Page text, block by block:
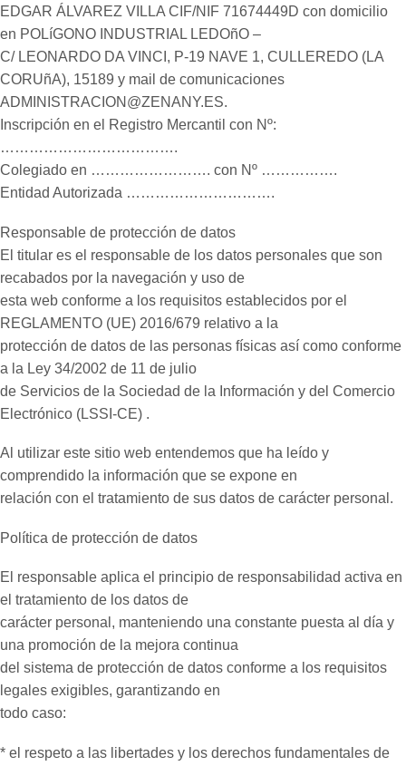
EDGAR ÁLVAREZ VILLA CIF/NIF 71674449D con domicilio
en POLíGONO INDUSTRIAL LEDOñO –
C/ LEONARDO DA VINCI, P-19 NAVE 1, CULLEREDO (LA
CORUñA), 15189 y mail de comunicaciones
ADMINISTRACION@ZENANY.ES.
Inscripción en el Registro Mercantil con Nº:
……………………………….
Colegiado en ……………………. con Nº …………….
Entidad Autorizada ………………………….
Responsable de protección de datos
El titular es el responsable de los datos personales que son
recabados por la navegación y uso de
esta web conforme a los requisitos establecidos por el
REGLAMENTO (UE) 2016/679 relativo a la
protección de datos de las personas físicas así como conforme
a la Ley 34/2002 de 11 de julio
de Servicios de la Sociedad de la Información y del Comercio
Electrónico (LSSI-CE) .
Al utilizar este sitio web entendemos que ha leído y
comprendido la información que se expone en
relación con el tratamiento de sus datos de carácter personal.
Política de protección de datos
El responsable aplica el principio de responsabilidad activa en
el tratamiento de los datos de
carácter personal, manteniendo una constante puesta al día y
una promoción de la mejora continua
del sistema de protección de datos conforme a los requisitos
legales exigibles, garantizando en
todo caso:
* el respeto a las libertades y los derechos fundamentales de